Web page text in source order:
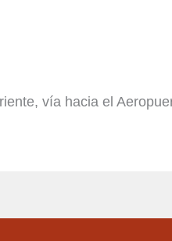
vía hacia el